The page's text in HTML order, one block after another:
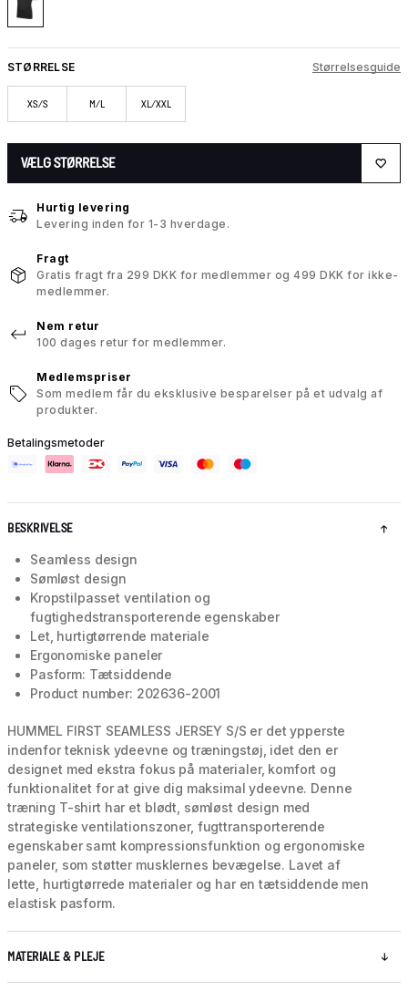
STØRRELSE Størrelsesguide
XS/S M/L XL/XXL
VÆLG STØRRELSE
Hurtig levering
Levering inden for 1-3 hverdage.
Fragt
Gratis fragt fra 299 DKK for medlemmer og 499 DKK for ikke-
medlemmer.
Nem retur
100 dages retur for medlemmer.
Medlemspriser
Som medlem får du eksklusive besparelser på et udvalg af
produkter.
Betalingsmetoder
BESKRIVELSE
Seamless design
Sømløst design
Kropstilpasset ventilation og
fugtighedstransporterende egenskaber
Let, hurtigtørrende materiale
Ergonomiske paneler
Pasform: Tætsiddende
Product number: 202636-2001
HUMMEL FIRST SEAMLESS JERSEY S/S er det ypperste
indenfor teknisk ydeevne og træningstøj, idet den er
designet med ekstra fokus på materialer, komfort og
funktionalitet for at give dig maksimal ydeevne. Denne
træning T-shirt har et blødt, sømløst design med
strategiske ventilationszoner, fugttransporterende
egenskaber samt kompressionsfunktion og ergonomiske
paneler, som støtter musklernes bevægelse. Lavet af
lette, hurtigtørrede materialer og har en tætsiddende men
elastisk pasform.
MATERIALE & PLEJE